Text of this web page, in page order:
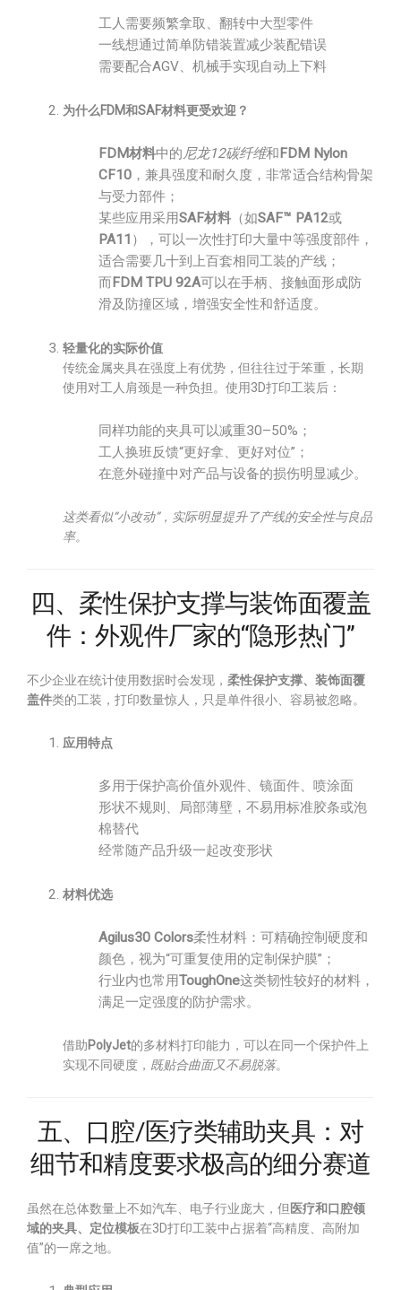
工人需要频繁拿取、翻转中大型零件
一线想通过简单防错装置减少装配错误
需要配合AGV、机械手实现自动上下料
为什么FDM和SAF材料更受欢迎？
FDM材料中的尼龙12碳纤维和FDM Nylon
CF10 ，兼具强度和耐久度，非常适合结构骨架
与受力部件；
某些应用采用SAF材料 （如SAF™ PA12或
PA11 ），可以一次性打印大量中等强度部件，
适合需要几十到上百套相同工装的产线；
而FDM TPU 92A可以在手柄、接触面形成防
滑及防撞区域，增强安全性和舒适度。
轻量化的实际价值
传统金属夹具在强度上有优势，但往往过于笨重，长期
使用对工人肩颈是一种负担。使用3D打印工装后：
同样功能的夹具可以减重30–50%；
工人换班反馈“更好拿、更好对位”；
在意外碰撞中对产品与设备的损伤明显减少。
这类看似“小改动”，实际明显提升了产线的安全性与良品
率。
四、柔性保护支撑与装饰面覆盖
件：外观件厂家的“隐形热门”
不少企业在统计使用数据时会发现， 柔性保护支撑、装饰面覆
盖件类的工装，打印数量惊人，只是单件很小、容易被忽略。
应用特点
多用于保护高价值外观件、镜面件、喷涂面
形状不规则、局部薄壁，不易用标准胶条或泡
棉替代
经常随产品升级一起改变形状
材料优选
Agilus30 Colors柔性材料：可精确控制硬度和
颜色，视为“可重复使用的定制保护膜”；
行业内也常用ToughOne这类韧性较好的材料，
满足一定强度的防护需求。
借助PolyJet的多材料打印能力，可以在同一个保护件上
实现不同硬度， 既贴合曲面又不易脱落。
五、口腔/医疗类辅助夹具：对
细节和精度要求极高的细分赛道
虽然在总体数量上不如汽车、电子行业庞大，但 医疗和口腔领
域的夹具、定位模板在3D打印工装中占据着“高精度、高附加
值”的一席之地。